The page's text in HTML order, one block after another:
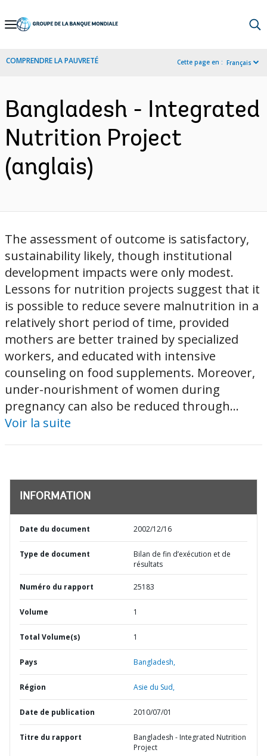
Skip
Navigation
COMPRENDRE LA PAUVRETÉ Cette page en : Français
Bangladesh - Integrated
Nutrition Project
(anglais)
The assessment of outcome is satisfactory,
sustainability likely, though institutional
development impacts were only modest.
Lessons for nutrition projects suggest that it
is possible to reduce severe malnutrition in a
relatively short period of time, provided
mothers are better trained by specialized
workers, and educated with intensive
counseling on food supplements. Moreover,
under-nourishment of women during
pregnancy can also be reduced through...
Voir la suite
INFORMATION
Date du document 2002/12/16
Type de document
Bilan de fin d’exécution et de
résultats
Numéro du rapport 25183
Volume 1
Total Volume(s) 1
Pays Bangladesh,
Région Asie du Sud,
Date de publication 2010/07/01
Titre du rapport
Bangladesh - Integrated Nutrition
Project